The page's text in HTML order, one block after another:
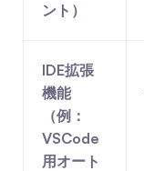
ント）
IDE拡張
機能
（例：
VSCode
用オート